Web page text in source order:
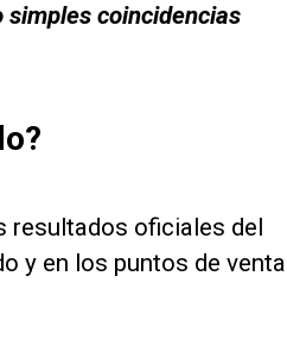
simples coincidencias
resultados oficiales del
y en los puntos de venta